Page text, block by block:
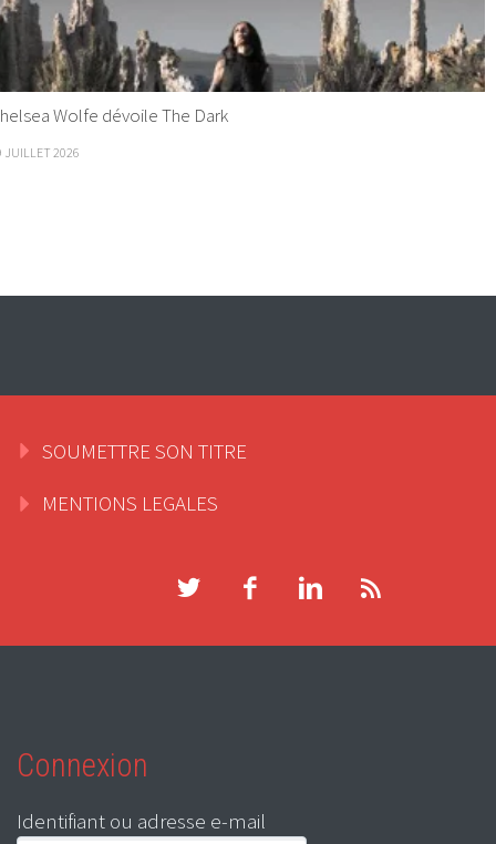
Wolfe dévoile The Dark
JUILLET 2026
SOUMETTRE SON TITRE
MENTIONS LEGALES
Connexion
Identifiant ou adresse e-mail